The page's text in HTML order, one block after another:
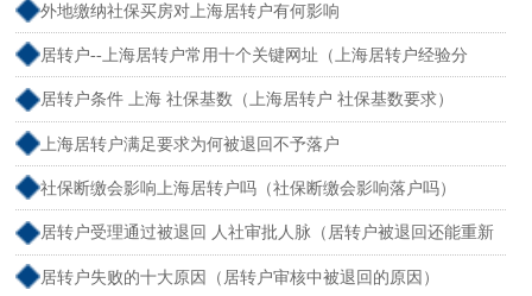
外地缴纳社保买房对上海居转户有何影响
居转户--上海居转户常用十个关键网址（上海居转户经验分
享）
居转户条件 上海 社保基数（上海居转户 社保基数要求）
上海居转户满足要求为何被退回不予落户
社保断缴会影响上海居转户吗（社保断缴会影响落户吗）
居转户受理通过被退回 人社审批人脉（居转户被退回还能重新
申请吗）
居转户失败的十大原因（居转户审核中被退回的原因）